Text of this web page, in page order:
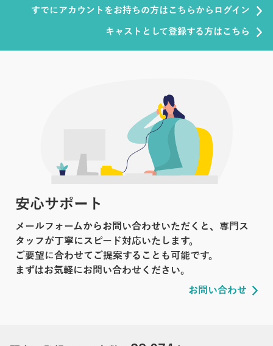
すでにアカウントをお持ちの方はこちらからログイン
キャストとして登録する方はこちら
安心サポート
メールフォームからお問い合わせいただくと、専門ス
タッフが丁寧にスピード対応いたします。
ご要望に合わせてご提案することも可能です。
まずはお気軽にお問い合わせください。
お問い合わせ